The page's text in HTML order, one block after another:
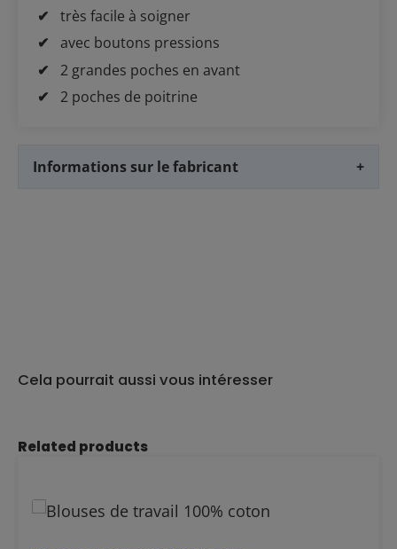
très facile à soigner
avec boutons pressions
2 grandes poches en avant
2 poches de poitrine
Informations sur le fabricant +
Cela pourrait aussi vous intéresser
Ignorer la galerie de produits
Related products